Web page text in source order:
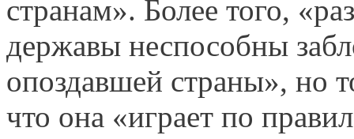
странам». Более того,
державы неспособ­ны
опоздавшей страны», но
что она «играет по